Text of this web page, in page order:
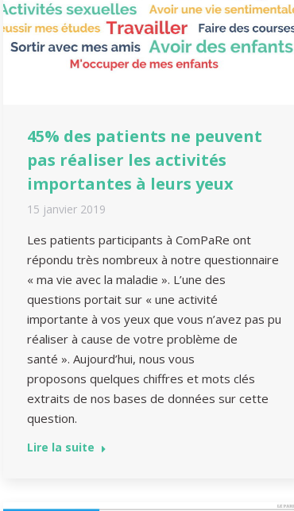
45% des patients ne peuvent
pas réaliser les activités
importantes à leurs yeux
15 janvier 2019
Les patients participants à ComPaRe ont
répondu très nombreux à notre questionnaire
« ma vie avec la maladie ». L’une des
questions portait sur « une activité
importante à vos yeux que vous n’avez pas pu
réaliser à cause de votre problème de
santé ». Aujourd’hui, nous vous
proposons quelques chiffres et mots clés
extraits de nos bases de données sur cette
question.
Lire la suite